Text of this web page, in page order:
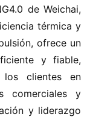
de Weichai,
térmica y
ofrece un
y fiable,
los clientes en
comerciales y
y liderazgo